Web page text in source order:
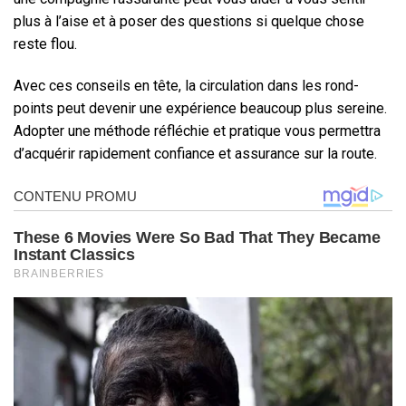
plus à l’aise et à poser des questions si quelque chose
reste flou.
Avec ces conseils en tête, la circulation dans les rond-
points peut devenir une expérience beaucoup plus sereine.
Adopter une méthode réfléchie et pratique vous permettra
d’acquérir rapidement confiance et assurance sur la route.